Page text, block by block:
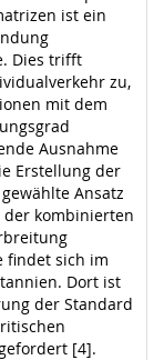
ist ein
Dies trifft
zu,
mit dem
Ausnahme
Erstellung der
Ansatz
kombinierten
findet sich im
Dort ist
der Standard
[4].